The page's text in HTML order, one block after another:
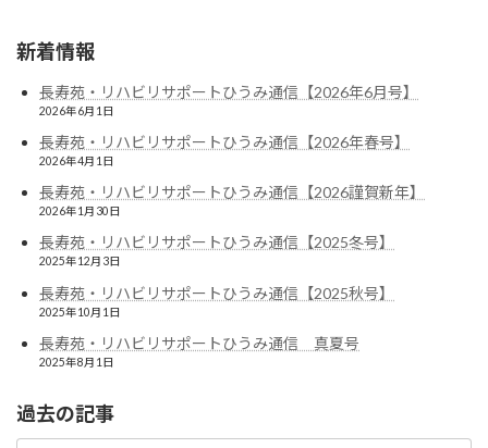
新着情報
長寿苑・リハビリサポートひうみ通信【2026年6月号】
2026年6月1日
長寿苑・リハビリサポートひうみ通信【2026年春号】
2026年4月1日
長寿苑・リハビリサポートひうみ通信【2026謹賀新年】
2026年1月30日
長寿苑・リハビリサポートひうみ通信【2025冬号】
2025年12月3日
長寿苑・リハビリサポートひうみ通信【2025秋号】
2025年10月1日
長寿苑・リハビリサポートひうみ通信 真夏号
2025年8月1日
過去の記事
過